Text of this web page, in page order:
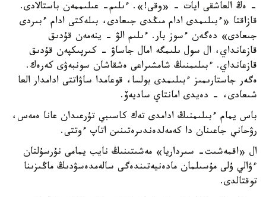
- ەڭ العاشقى ايات - «وقى!». ءىلىم- عىلىممەن باستالادى.
قازاقتا «ءبىلىمدى ادام مىڭدى جىعادى، بىلەكتى ادام ءبىردى
جىعادى» دەگەن ءسوز بار. ءىلىم الۋ - ينەمەن قۇدىق
قازعانداي، ال سول ىلىمگە امال جاساۋ - كىرپىكپەن قۇدىق
قازعانداي. ءبىلىمنىڭ شامشىراعى ەشقاشان سونبەۋى كەرەك.
ەگەر جاستارىمىز ءبىلىمدى بولسا، قوعامدا ساۋاتتى ادامدار العا
شىعادى، - دەيدى امانتاي ساديەۆ.
باس يمام ءبىلىمنىڭ ادامدى تەك كاسىبي تۇرعىدان عانا ەمەس،
رۋحاني جاعىنان دا كەمەلدەندىرەتىنىن اتاپ ءوتتى.
ال «اقمەشىت- سىرداريا» مەشىتىنىڭ نايب يمامى نۇرسۇلتان
ءۋالي ۇلى مۇسىلمان مادەنيەتىندەگى سالەمدەسۋدىڭ ماڭىزىنا
توقتالدى.